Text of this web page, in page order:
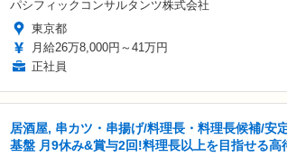
パシフィックコンサルタンツ株式会社
東京都
月給26万8,000円～41万円
正社員
居酒屋, 串カツ・串揚げ/料理長・料理長候補/安
基盤 月9休み&賞与2回!料理長以上を目指せる高